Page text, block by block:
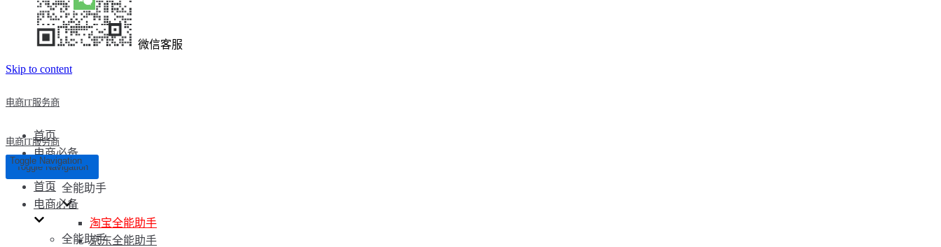
微信客服
Skip to content
电商IT服务商
首页
电商必备
全能助手
淘宝全能助手
京东全能助手
电商IT服务商
Toggle Navigation
Toggle Navigation
首页
电商必备
全能助手